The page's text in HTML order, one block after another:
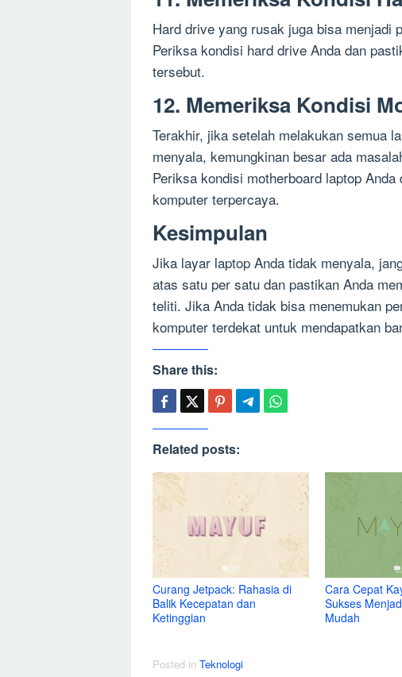
Hard drive yang rusak juga bisa menjadi
Periksa kondisi hard drive Anda dan
tersebut.
12. Memeriksa Kondisi
Terakhir, jika setelah melakukan semua
menyala, kemungkinan besar ada
Periksa kondisi motherboard laptop
komputer terpercaya.
Kesimpulan
Jika layar laptop Anda tidak menyala,
atas satu per satu dan pastikan Anda
teliti. Jika Anda tidak bisa menemukan
komputer terdekat untuk mendapatkan
Share this:
Related posts:
Curang Jetpack: Rahasia di
Balik Kecepatan dan
Ketinggian
Cara Cepat
Sukses
Mudah
Posted in Teknologi